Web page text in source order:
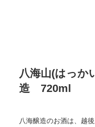
八海山(はっ
造 720ml
八海醸造のお酒は、越